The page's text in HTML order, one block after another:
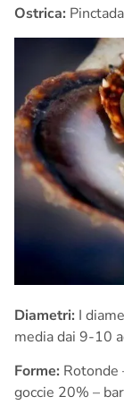
Ostrica:
Diametri: I
media dai 9-10
Forme: Rotonde
goccie 20% –